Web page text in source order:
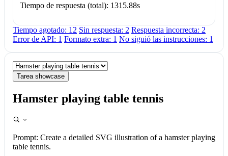
Tiempo de respuesta (total): 1315.88s
Tiempo agotado: 12 Sin respuesta: 2 Respuesta incorrecta: 2
Error de API: 1 Formato extra: 1 No siguió las instrucciones: 1
Tarea showcase
Hamster playing table tennis
Prompt: Create a detailed SVG illustration of a hamster playing
table tennis.